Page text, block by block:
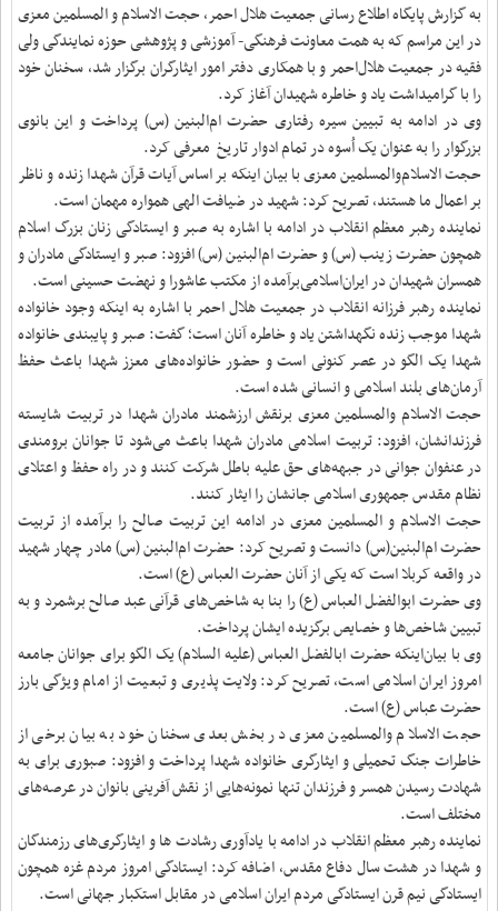
به گزارش پایگاه اطلاع رسانی جمعیت هلال احمر، حجت الاسلام و المسلمین معزی
در این مراسم که به همت معاونت فرهنگی- آموزشی و پژوهشی حوزه نمایندگی ولی
فقیه در جمعیت هلال‌احمر و با همکاری دفتر امور ایثارگران برگزار شد، سخنان خود
را با گرامیداشت یاد و خاطره شهیدان آغاز کرد.
وی در ادامه به تبیین سیره رفتاری حضرت ام‌البنین (س) پرداخت و این بانوی
بزرگوار را به عنوان یک اُسوه در تمام ادوار تاریخ معرفی کرد.
حجت الاسلام‌والمسلمین معزی با بیان اینکه بر اساس آیات قرآن شهدا زنده و ناظر
بر اعمال ما هستند، تصریح کرد: شهید در ضیافت الهی همواره مهمان است.
نماینده رهبر معظم انقلاب در ادامه با اشاره به صبر و ایستادگی زنان بزرگ اسلام
همچون حضرت زینب (س) و حضرت ام‌البنین (س) افزود: صبر و ایستادگی مادران و
همسران شهیدان در ایران‌اسلامی‌برآمده از مکتب عاشورا و نهضت حسینی است.
نماینده رهبر فرزانه انقلاب در جمعیت هلال احمر با اشاره به اینکه وجود خانواده
شهدا موجب زنده نگهداشتن یاد و خاطره آنان است؛ گفت: صبر و پایبندی خانواده
شهدا یک الگو در عصر کنونی است و حضور خانواده‌های معزز شهدا باعث حفظ
آرمان‌های بلند اسلامی و انسانی شده است.
حجت الاسلام والمسلمین معزی برنقش ارزشمند مادران شهدا در تربیت شایسته
فرزندانشان، افزود: تربیت اسلامی مادران شهدا باعث می‌شود تا جوانان برومندی
در عنفوان جوانی در جبهه‌های حق علیه باطل شرکت کنند و در راه حفظ و اعتلای
نظام مقدس جمهوری اسلامی جانشان را ایثار کنند.
حجت الاسلام و المسلمین معزی در ادامه این تربیت صالح را برآمده از تربیت
حضرت ام‌البنین(س) دانست و تصریح کرد: حضرت ام‌البنین (س) مادر چهار شهید
در واقعه کربلا است ‌که یکی از آنان حضرت العباس (ع) است.
وی حضرت ابوالفضل العباس (ع) را بنا به شاخص‌های قرآنی عبد صالح برشمرد و به
تبیین شاخص‌ها و خصایص برگزیده ایشان پرداخت.
وی با بیان‌اینکه حضرت ابالفضل العباس (علیه السلام) یک الگو برای جوانان جامعه
امروز ایران اسلامی است، تصریح کرد: ولایت پذیری و تبعیت از امام ویژگی بارز
حضرت عباس (ع) است.
حجت الاسلام والمسلمین معزی در بخش بعدی سخنان خود به بیان برخی از
خاطرات جنگ تحمیلی و ایثارگری خانواده‌ شهدا پرداخت و افزود: صبوری برای به
شهادت رسیدن همسر و فرزندان تنها نمونه‌هایی از نقش آفرینی بانوان در عرصه‌های
مختلف است.
نماینده رهبر معظم انقلاب در ادامه با یادآوری رشادت ها و ایثارگری‌های رزمندگان
و شهدا در هشت سال دفاع مقدس، اضافه کرد: ایستادگی امروز مردم غزه همچون
ایستادگی نیم قرن ایستادگی مردم ایران اسلامی در مقابل استکبار جهانی است.